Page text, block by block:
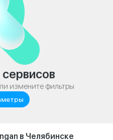
измените фильтры
в Челябинске